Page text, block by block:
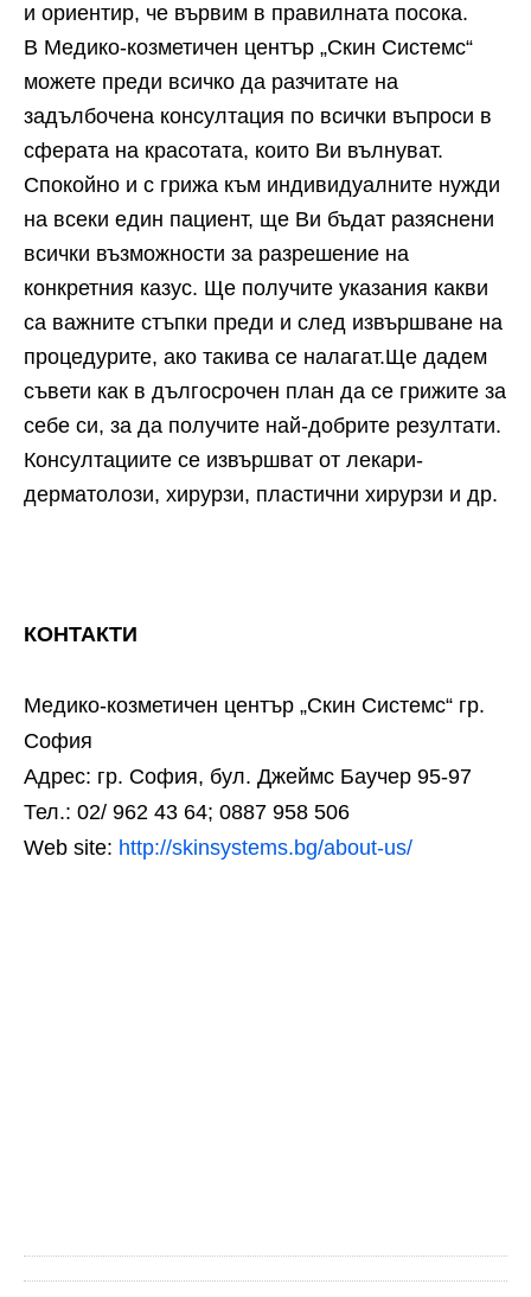
и ориентир, че вървим в правилната посока.
В Медико-козметичен център „Скин Системс“
можете преди всичко да разчитате на
задълбочена консултация по всички въпроси в
сферата на красотата, които Ви вълнуват.
Спокойно и с грижа към индивидуалните нужди
на всеки един пациент, ще Ви бъдат разяснени
всички възможности за разрешение на
конкретния казус. Ще получите указания какви
са важните стъпки преди и след извършване на
процедурите, ако такива се налагат.Ще дадем
съвети как в дългосрочен план да се грижите за
себе си, за да получите най-добрите резултати.
Консултациите се извършват от лекари-
дерматолози, хирурзи, пластични хирурзи и др.
КОНТАКТИ
Медико-козметичен център „Скин Системс“ гр.
София
Адрес: гр. София, бул. Джеймс Баучер 95-97
Тел.: 02/ 962 43 64; 0887 958 506
Web site: http://skinsystems.bg/about-us/